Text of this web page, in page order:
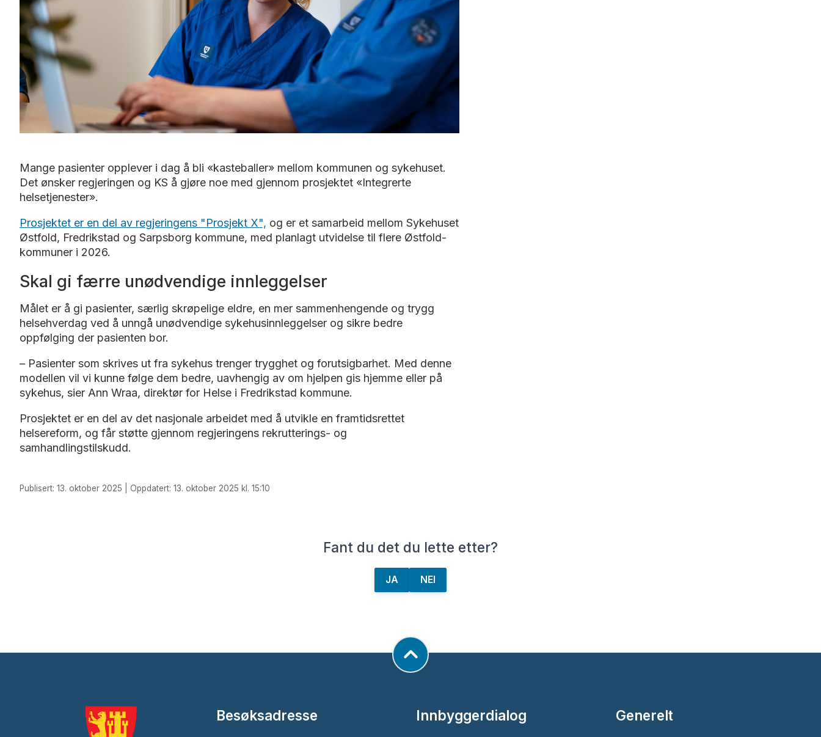
Mange pasienter opplever i dag å bli «kasteballer» mellom kommunen og sykehuset.
Det ønsker regjeringen og KS å gjøre noe med gjennom prosjektet «Integrerte
helsetjenester».
Prosjektet er en del av regjeringens "Prosjekt X", og er et samarbeid mellom Sykehuset
Østfold, Fredrikstad og Sarpsborg kommune, med planlagt utvidelse til flere Østfold-
kommuner i 2026.
Skal gi færre unødvendige innleggelser
Målet er å gi pasienter, særlig skrøpelige eldre, en mer sammenhengende og trygg
helsehverdag ved å unngå unødvendige sykehusinnleggelser og sikre bedre
oppfølging der pasienten bor.
– Pasienter som skrives ut fra sykehus trenger trygghet og forutsigbarhet. Med denne
modellen vil vi kunne følge dem bedre, uavhengig av om hjelpen gis hjemme eller på
sykehus, sier Ann Wraa, direktør for Helse i Fredrikstad kommune.
Prosjektet er en del av det nasjonale arbeidet med å utvikle en framtidsrettet
helsereform, og får støtte gjennom regjeringens rekrutterings- og
samhandlingstilskudd.
Publisert: 13. oktober 2025 | Oppdatert: 13. oktober 2025 kl. 15:10
Fant du det du lette etter?
JA NEI
Besøksadresse Innbyggerdialog Generelt